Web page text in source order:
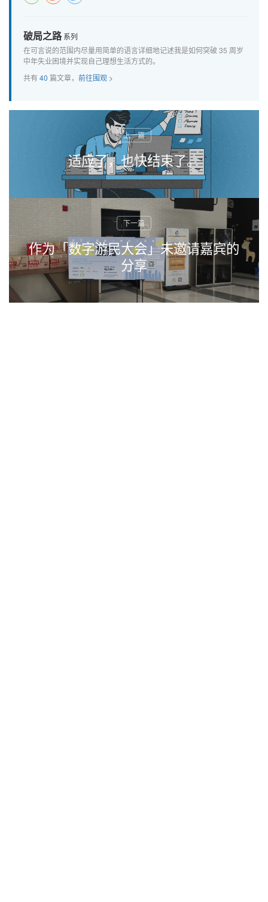
破局之路系列
在可言说的范围内尽量用简单的语言详细地记述我是如何突破 35 周岁
中年失业困境并实现自己理想生活方式的。
共有40 篇文章， 前往围观 >
适应了，也快结束了。
作为「数字游民大会」未邀请嘉宾的
分享